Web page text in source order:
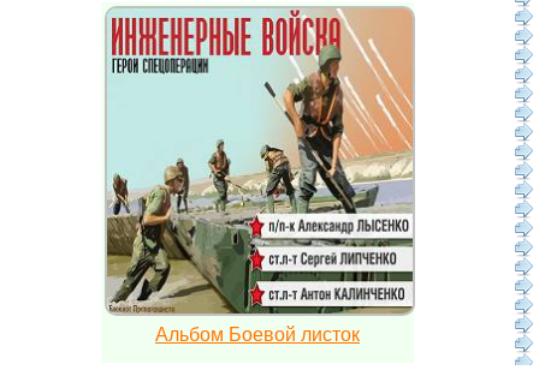
Альбом Боевой листок